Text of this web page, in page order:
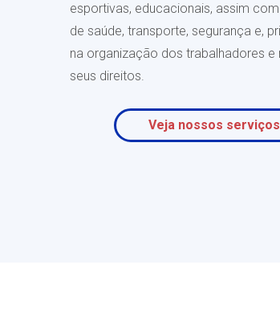
esportivas, educacionais, assim
de saúde, transporte, segurança e,
na organização dos trabalhadores e
seus direitos.
Veja nossos serviços